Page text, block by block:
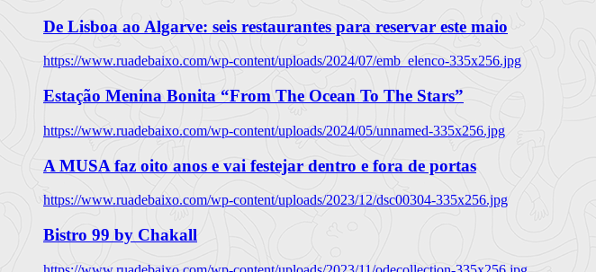
De Lisboa ao Algarve: seis restaurantes para reservar este maio
https://www.ruadebaixo.com/wp-content/uploads/2024/07/emb_elenco-335x256.jpg
Estação Menina Bonita “From The Ocean To The Stars”
https://www.ruadebaixo.com/wp-content/uploads/2024/05/unnamed-335x256.jpg
A MUSA faz oito anos e vai festejar dentro e fora de portas
https://www.ruadebaixo.com/wp-content/uploads/2023/12/dsc00304-335x256.jpg
Bistro 99 by Chakall